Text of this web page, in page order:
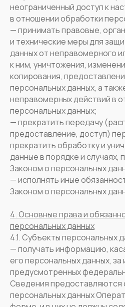
неограниченный доступ к
в отношении обработки
— принимать правовые,
и технические меры для
данных от неправомерного
к ним, уничтожения,
копирования,
персональных данных, а
неправомерных действий в
персональных данных;
— прекратить передачу
предоставление, доступ)
прекратить обработку и
данные в порядке и случаях,
Законом о персональных
— исполнять иные
Законом о персональных
4. Основные права и
персональных данных
4.1. Субъекты персональных
— получать информацию,
его персональных данных,
предусмотренных
Сведения предоставляются
персональных данных